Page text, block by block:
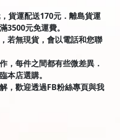
貨運配送170元．離島貨運
3500元免運費。
若無現貨，會以電話和您聯
，每件之間都有些微差異．
本店選購。
，歡迎透過FB粉絲專頁與我